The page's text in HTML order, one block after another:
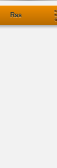
Rss